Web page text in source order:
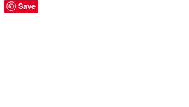
Save